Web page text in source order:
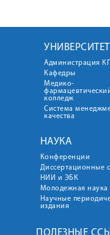
УНИВЕРСИТЕТ
Администрация
Кафедры
Медико-
колледж
Система
качества
НАУКА
Конференции
Диссертационные
НИИ и ЭБК
Молодежная наука
Научные
издания
ПОЛЕЗНЫЕ